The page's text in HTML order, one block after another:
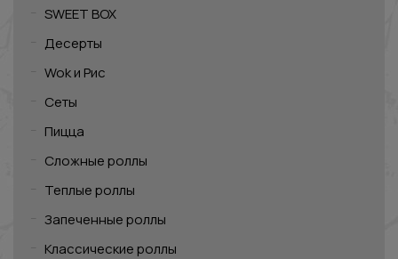
SWEET BOX
Десерты
Wok и Рис
Сеты
Пицца
Сложные роллы
Теплые роллы
Запеченные роллы
Классические роллы